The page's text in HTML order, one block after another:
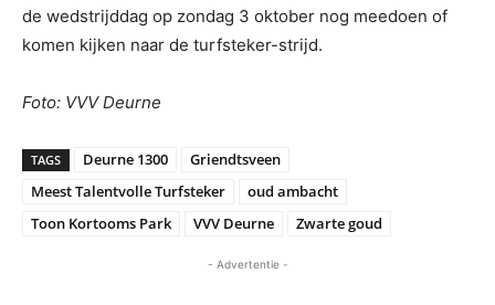
de wedstrijddag op zondag 3 oktober nog meedoen of
komen kijken naar de turfsteker-strijd.
Foto: VVV Deurne
TAGS Deurne 1300
Griendtsveen
Meest Talentvolle Turfsteker
oud ambacht
Toon Kortooms Park
VVV Deurne Zwarte goud
- Advertentie -